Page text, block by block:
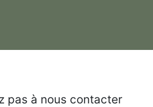
pas à nous contacter